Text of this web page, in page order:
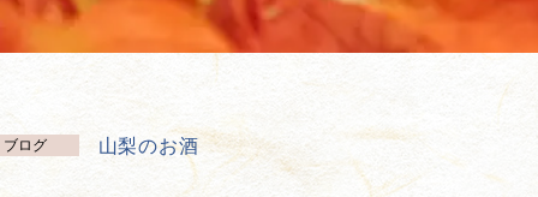
ブログ 山梨のお酒